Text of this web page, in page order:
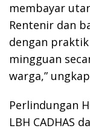
membayar
Rentenir dan
dengan
mingguan
warga,”
Perlindungan
LBH CADHAS